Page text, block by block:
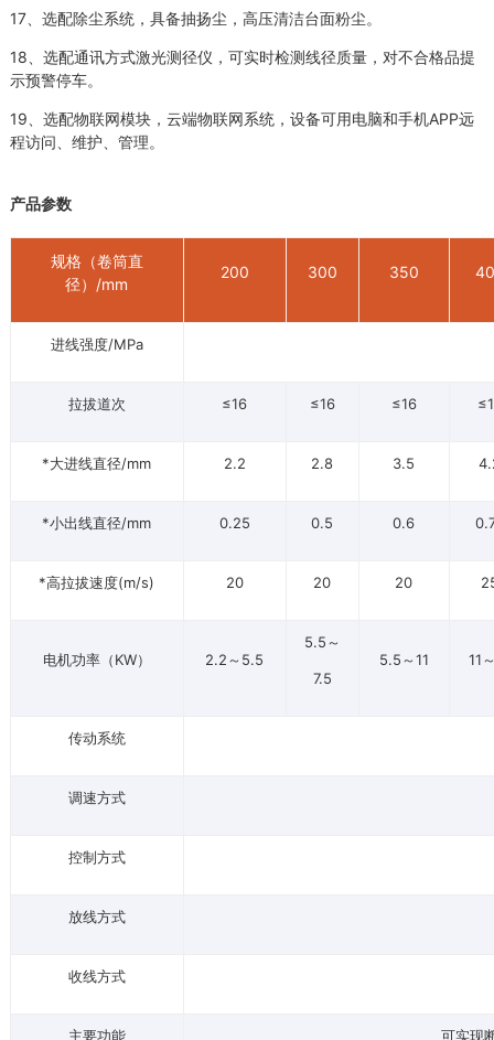
17、选配除尘系统，具备抽扬尘，高压清洁台面粉尘。
18、选配通讯方式激光测径仪，可实时检测线径质量，对不合格品提
示预警停车。
19、选配物联网模块，云端物联网系统，设备可用电脑和手机APP远
程访问、维护、管理。
产品参数
规格（卷筒直
径）/mm
200 300 350
进线强度/MPa
拉拔道次 ≤16 ≤16 ≤16
*大进线直径/mm 2.2 2.8 3.5
*小出线直径/mm 0.25 0.5 0.6
*高拉拔速度(m/s) 20 20 20
电机功率（KW） 2.2～5.5
5.5～
7.5
5.5～11 11
传动系统
调速方式
控制方式
放线方式
收线方式
主要功能 可实现